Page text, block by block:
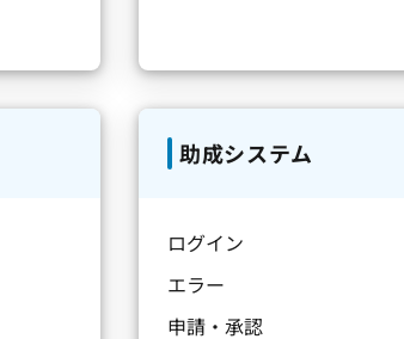
助成システム
ログイン
エラー
申請・承認